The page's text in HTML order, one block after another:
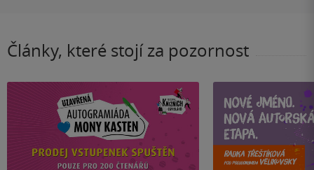
Články, které stojí za pozornost